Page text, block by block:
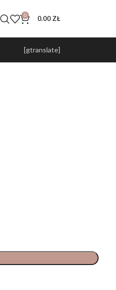
0 0.00 ZŁ
[gtranslate]